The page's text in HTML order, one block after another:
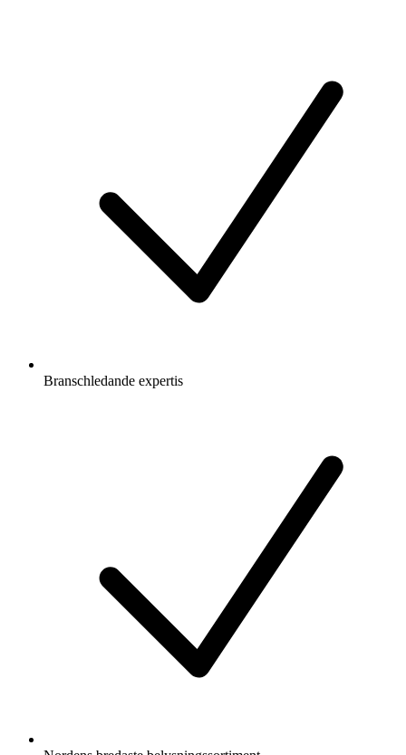
Branschledande expertis